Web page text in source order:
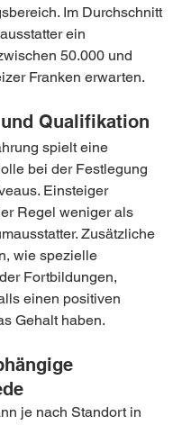
Im Durchschnitt
ein
50.000 und
Franken erwarten.
Qualifikation
spielt eine
bei der Festlegung
Einsteiger
Regel weniger als
Zusätzliche
wie spezielle
Fortbildungen,
einen positiven
Gehalt haben.
je nach Standort in